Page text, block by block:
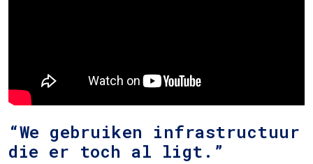
“We gebruiken infrastructuur
die er toch al ligt.”